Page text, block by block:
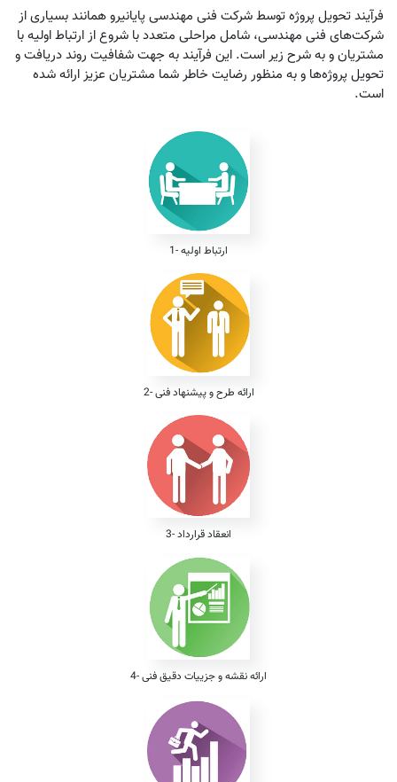
فرآیند تحویل پروژه توسط شرکت فنی مهندسی پایانیرو همانند بسیاری از
شرکت‌های فنی مهندسی، شامل مراحلی متعدد با شروع از ارتباط اولیه با
مشتریان و به شرح زیر است. این فرآیند به جهت شفافیت روند دریافت و
تحویل پروژه‌ها و به منظور رضایت خاطر شما مشتریان عزیز ارائه شده
است.
1- ارتباط اولیه
2- ارائه طرح و پیشنهاد فنی
3- انعقاد قرارداد
4- ارائه نقشه و جزییات دقیق فنی